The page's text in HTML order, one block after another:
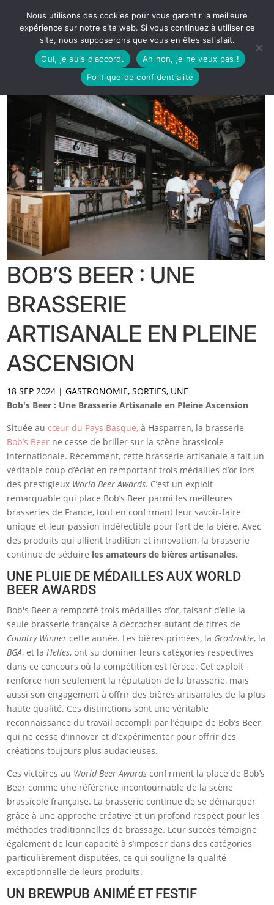
BOB’S BEER : UNE
BRASSERIE
ARTISANALE EN PLEINE
ASCENSION
18 SEP 2024 |GASTRONOMIE,SORTIES, UNE
Bob's Beer : Une Brasserie Artisanale en Pleine Ascension
Située au cœur du Pays Basque, à Hasparren, la brasserie
Bob’s Beer ne cesse de briller sur la scène brassicole
internationale. Récemment, cette brasserie artisanale a fait un
véritable coup d’éclat en remportant trois médailles d’or lors
des prestigieux World Beer Awards. C’est un exploit
remarquable qui place Bob’s Beer parmi les meilleures
brasseries de France, tout en confirmant leur savoir-faire
unique et leur passion indéfectible pour l’art de la bière. Avec
des produits qui allient tradition et innovation, la brasserie
continue de séduire les amateurs de bières artisanales.
UNE PLUIE DE MÉDAILLES AUXWORLD
BEER AWARDS
Bob's Beer a remporté trois médailles d’or, faisant d’elle la
seule brasserie française à décrocher autant de titres de
Country Winner cette année. Les bières primées, la Grodziskie, la
BGA, et laHelles, ont su dominer leurs catégories respectives
dans ce concours où la compétition est féroce. Cet exploit
renforce non seulement la réputation de la brasserie, mais
aussi son engagement à offrir des bières artisanales de la plus
haute qualité. Ces distinctions sont une véritable
reconnaissance du travail accompli par l’équipe de Bob’s Beer,
qui ne cesse d’innover et d’expérimenter pour offrir des
créations toujours plus audacieuses.
Ces victoires au World Beer Awards confirment la place de Bob’s
Beer comme une référence incontournable de la scène
brassicole française. La brasserie continue de se démarquer
grâce à une approche créative et un profond respect pour les
méthodes traditionnelles de brassage. Leur succès témoigne
également de leur capacité à s’imposer dans des catégories
particulièrement disputées, ce qui souligne la qualité
exceptionnelle de leurs produits.
UN BREWPUB ANIMÉ ET FESTIF
Nous utilisons des cookies pour vous garantir la meilleure
expérience sur notre site web. Si vous continuez à utiliser ce
site, nous supposerons que vous en êtes satisfait.
Oui, je suis d'accord.
Ah non, je ne veux pas !
Politique de confidentialité